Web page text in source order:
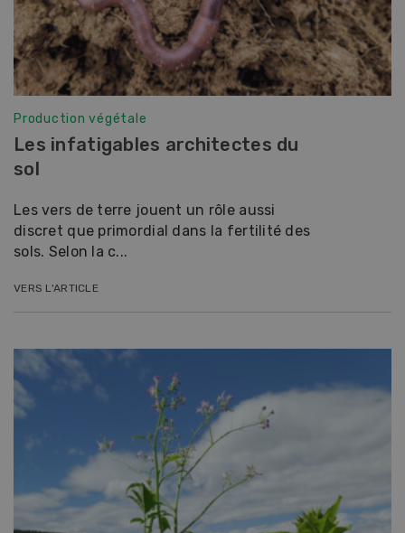
Production végétale
Les infatigables architectes du
sol
Les vers de terre jouent un rôle aussi
discret que primordial dans la fertilité des
sols. Selon la c...
VERS L'ARTICLE